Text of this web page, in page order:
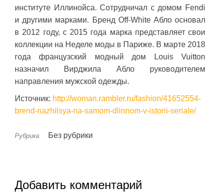
институте Иллинойса. Сотрудничал с домом Fendi
и другими марками. Бренд Off-White Абло основал
в 2012 году, с 2015 года марка представляет свои
коллекции на Неделе моды в Париже. В марте 2018
года французский модный дом Louis Vuitton
назначил Вирджила Абло руководителем
направления мужской одежды.
Источник: http://woman.rambler.ru/fashion/41652554-
brend-nazhilsya-na-samom-dlinnom-v-istorii-seriale/
Рубрика Без рубрики
Добавить комментарий